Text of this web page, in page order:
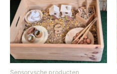
Sensorysche producten